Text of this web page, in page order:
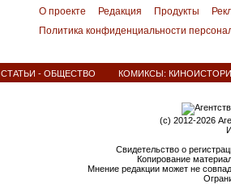
О проекте Редакция Продукты
Политика конфиденциальности
СТАТЬИ - ОБЩЕСТВО КОМИКСЫ:
(c) 2012-2026
Свидетельство о
Копирование
Мнение редакции может не